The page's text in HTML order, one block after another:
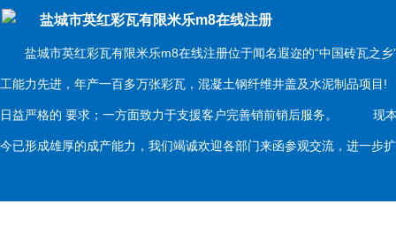
盐城市英红彩瓦有限米乐m8在线注册
盐城市英红彩瓦有限米乐m8在线注册位于闻名遐迩的“中国砖瓦之乡
工能力先进，年产一百多万张彩瓦，混凝土钢纤维井盖及水泥制品项
日益严格的 要求；一方面致力于支援客户完善销前销后服务。 现本
今已形成雄厚的成产能力，我们竭诚欢迎各部门来函参观交流，进一